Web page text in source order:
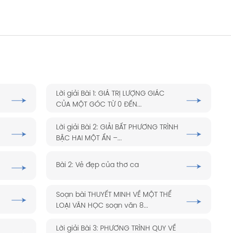
Lời giải Bài 1: GIÁ TRỊ LƯỢNG GIÁC
CỦA MỘT GÓC TỪ 0 ĐẾN...
Lời giải Bài 2: GIẢI BẤT PHƯƠNG TRÌNH
BẬC HAI MỘT ẨN –...
Bài 2: Vẻ đẹp của thơ ca
Soạn bài THUYẾT MINH VỀ MỘT THỂ
LOẠI VĂN HỌC soạn văn 8...
Lời giải Bài 3: PHƯƠNG TRÌNH QUY VỀ